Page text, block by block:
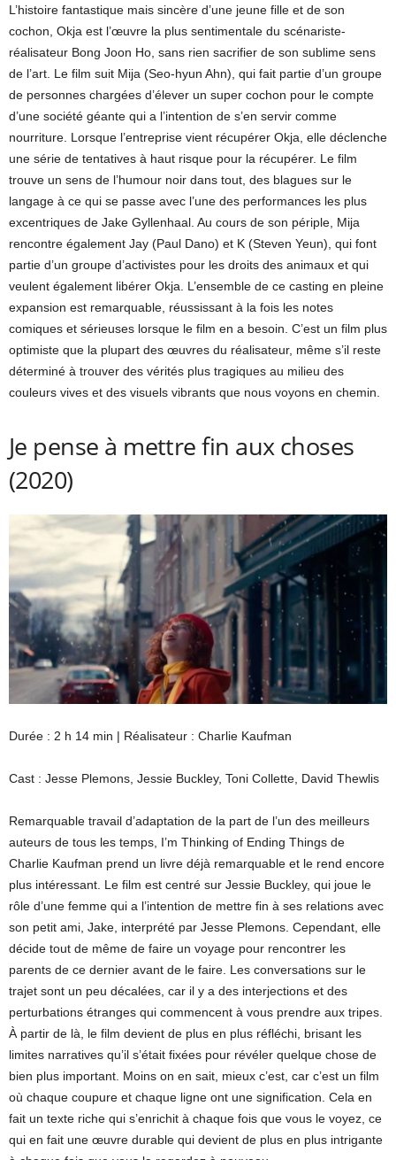
L’histoire fantastique mais sincère d’une jeune fille et de son
cochon, Okja est l’œuvre la plus sentimentale du scénariste-
réalisateur Bong Joon Ho, sans rien sacrifier de son sublime sens
de l’art. Le film suit Mija (Seo-hyun Ahn), qui fait partie d’un groupe
de personnes chargées d’élever un super cochon pour le compte
d’une société géante qui a l’intention de s’en servir comme
nourriture. Lorsque l’entreprise vient récupérer Okja, elle déclenche
une série de tentatives à haut risque pour la récupérer. Le film
trouve un sens de l’humour noir dans tout, des blagues sur le
langage à ce qui se passe avec l’une des performances les plus
excentriques de Jake Gyllenhaal. Au cours de son périple, Mija
rencontre également Jay (Paul Dano) et K (Steven Yeun), qui font
partie d’un groupe d’activistes pour les droits des animaux et qui
veulent également libérer Okja. L’ensemble de ce casting en pleine
expansion est remarquable, réussissant à la fois les notes
comiques et sérieuses lorsque le film en a besoin. C’est un film plus
optimiste que la plupart des œuvres du réalisateur, même s’il reste
déterminé à trouver des vérités plus tragiques au milieu des
couleurs vives et des visuels vibrants que nous voyons en chemin.
Je pense à mettre fin aux choses
(2020)
Durée : 2 h 14 min | Réalisateur : Charlie Kaufman
Cast : Jesse Plemons, Jessie Buckley, Toni Collette, David Thewlis
Remarquable travail d’adaptation de la part de l’un des meilleurs
auteurs de tous les temps, I’m Thinking of Ending Things de
Charlie Kaufman prend un livre déjà remarquable et le rend encore
plus intéressant. Le film est centré sur Jessie Buckley, qui joue le
rôle d’une femme qui a l’intention de mettre fin à ses relations avec
son petit ami, Jake, interprété par Jesse Plemons. Cependant, elle
décide tout de même de faire un voyage pour rencontrer les
parents de ce dernier avant de le faire. Les conversations sur le
trajet sont un peu décalées, car il y a des interjections et des
perturbations étranges qui commencent à vous prendre aux tripes.
À partir de là, le film devient de plus en plus réfléchi, brisant les
limites narratives qu’il s’était fixées pour révéler quelque chose de
bien plus important. Moins on en sait, mieux c’est, car c’est un film
où chaque coupure et chaque ligne ont une signification. Cela en
fait un texte riche qui s’enrichit à chaque fois que vous le voyez, ce
qui en fait une œuvre durable qui devient de plus en plus intrigante